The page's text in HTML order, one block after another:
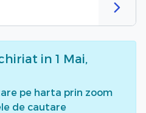
in 1 Mai,
pe harta prin zoom
de cautare